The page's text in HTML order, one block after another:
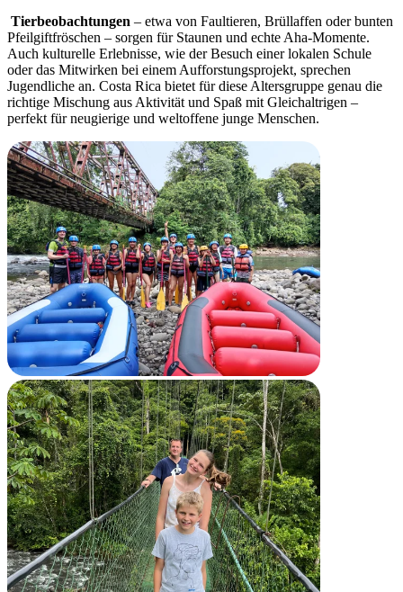
Tierbeobachtungen – etwa von Faultieren, Brüllaffen oder bunten
Pfeilgiftfröschen – sorgen für Staunen und echte Aha-Momente.
Auch kulturelle Erlebnisse, wie der Besuch einer lokalen Schule
oder das Mitwirken bei einem Aufforstungsprojekt, sprechen
Jugendliche an. Costa Rica bietet für diese Altersgruppe genau die
richtige Mischung aus Aktivität und Spaß mit Gleichaltrigen –
perfekt für neugierige und weltoffene junge Menschen.